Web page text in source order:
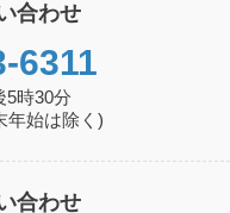
合わせ
6311
5時30分
年始は除く)
合わせ